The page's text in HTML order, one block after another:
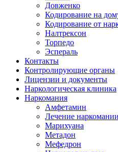
Довженко
Кодирование на
Кодирование от
Налтрексон
Торпедо
Эспераль
Контакты
Контролирующие органы
Лицензии и документы
Наркологическая клиника
Наркомания
Амфетамин
Лечение
Марихуана
Метадон
Мефедрон